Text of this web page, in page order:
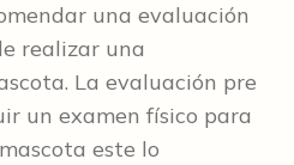
una evaluación
realizar una
La evaluación pre
un examen físico para
este lo